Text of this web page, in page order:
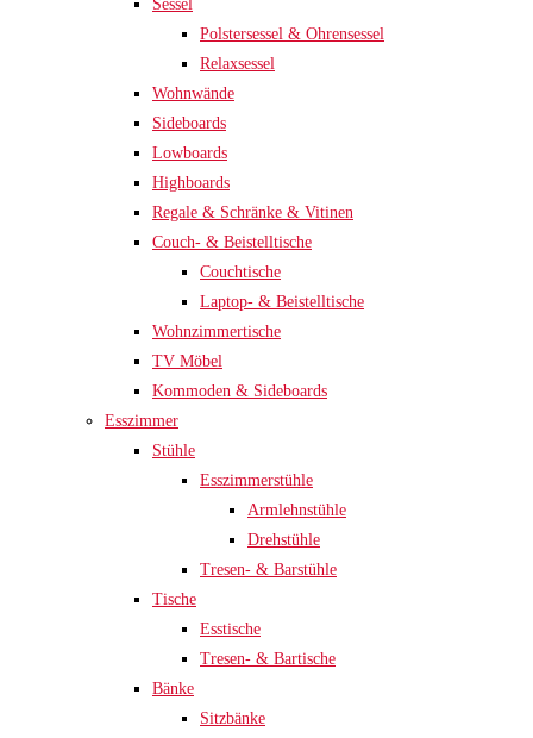
Sessel
Polstersessel & Ohrensessel
Relaxsessel
Wohnwände
Sideboards
Lowboards
Highboards
Regale & Schränke & Vitinen
Couch- & Beistelltische
Couchtische
Laptop- & Beistelltische
Wohnzimmertische
TV Möbel
Kommoden & Sideboards
Esszimmer
Stühle
Esszimmerstühle
Armlehnstühle
Drehstühle
Tresen- & Barstühle
Tische
Esstische
Tresen- & Bartische
Bänke
Sitzbänke